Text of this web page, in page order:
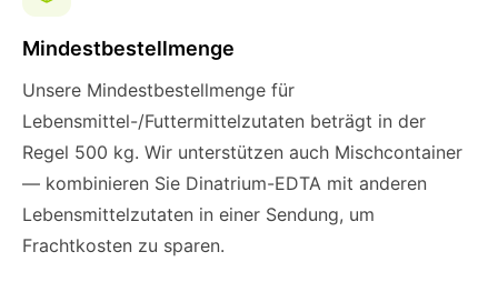
Mindestbestellmenge
Unsere Mindestbestellmenge für
Lebensmittel-/Futtermittelzutaten beträgt in der
Regel 500 kg. Wir unterstützen auch Mischcontainer
— kombinieren Sie Dinatrium-EDTA mit anderen
Lebensmittelzutaten in einer Sendung, um
Frachtkosten zu sparen.